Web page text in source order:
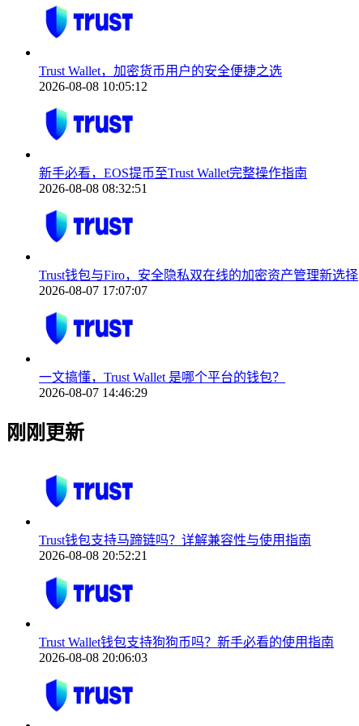
Trust Wallet，加密货币用户的安全便捷之选
2026-08-08 10:05:12
新手必看，EOS提币至Trust Wallet完整操作指南
2026-08-08 08:32:51
Trust钱包与Firo，安全隐私双在线的加密资产管理新选择
2026-08-07 17:07:07
一文搞懂，Trust Wallet 是哪个平台的钱包？
2026-08-07 14:46:29
刚刚更新
Trust钱包支持马蹄链吗？详解兼容性与使用指南
2026-08-08 20:52:21
Trust Wallet钱包支持狗狗币吗？新手必看的使用指南
2026-08-08 20:06:03